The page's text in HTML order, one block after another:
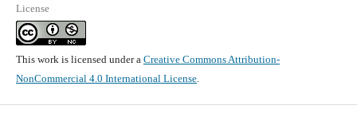
License
This work is licensed under a Creative Commons Attribution-
NonCommercial 4.0 International License.